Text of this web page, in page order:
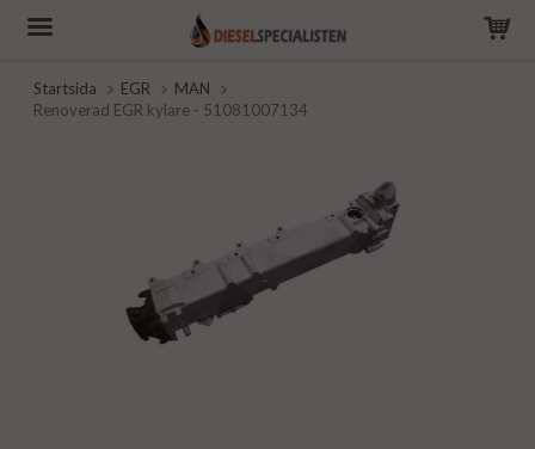
Startsida EGR
MAN
Renoverad EGR kylare - 51081007134